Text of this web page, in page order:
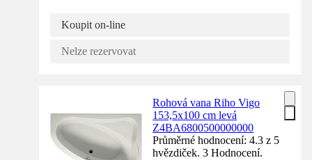
Koupit on-line
Nelze rezervovat
Rohová vana Riho Vigo
153,5x100 cm levá
Z4BA6800500000000
Průměrné hodnocení: 4.3 z 5
hvězdiček. 3 Hodnocení.